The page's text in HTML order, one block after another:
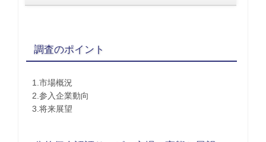
調査のポイント
1.市場概況
2.参入企業動向
3.将来展望